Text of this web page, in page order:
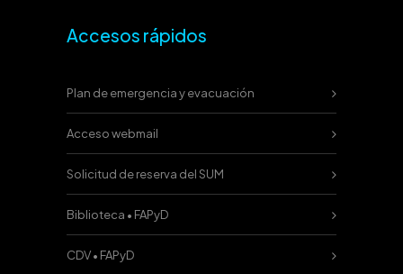
Accesos rápidos
Plan de emergencia y evacuación
Acceso webmail
Solicitud de reserva del SUM
Biblioteca • FAPyD
CDV • FAPyD